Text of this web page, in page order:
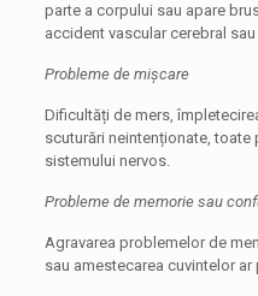
parte a corpului sau apare
accident vascular cerebral
Probleme de mișcare
Dificultăți de mers,
scuturări neintenționate, toate
sistemului nervos.
Probleme de memorie sau
Agravarea problemelor de
sau amestecarea cuvintelor